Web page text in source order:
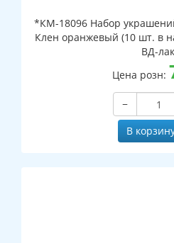
*КМ-18096 Набор
Клен оранжевый (10 шт. в наборе, двухсторонний,
ВД-
Цена розн:
−
В